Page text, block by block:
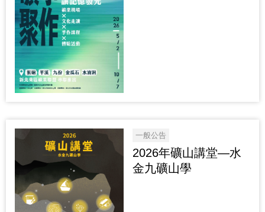
一般公告
2026年礦山講堂—水
金九礦山學